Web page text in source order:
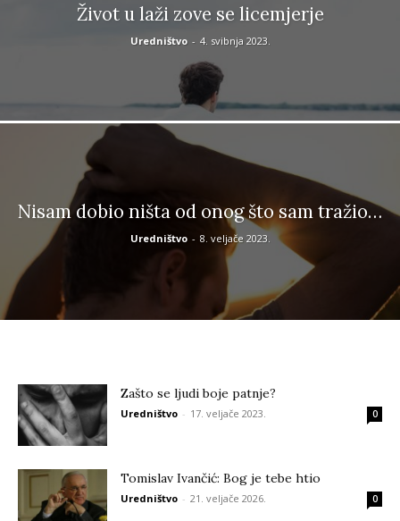
Život u laži zove se licemjerje
Uredništvo - 4. svibnja 2023.
Nisam dobio ništa od onog što sam tražio…
Uredništvo - 8. veljače 2023.
Zašto se ljudi boje patnje?
Uredništvo - 17. veljače 2023. 0
Tomislav Ivančić: Bog je tebe htio
Uredništvo - 21. veljače 2026. 0